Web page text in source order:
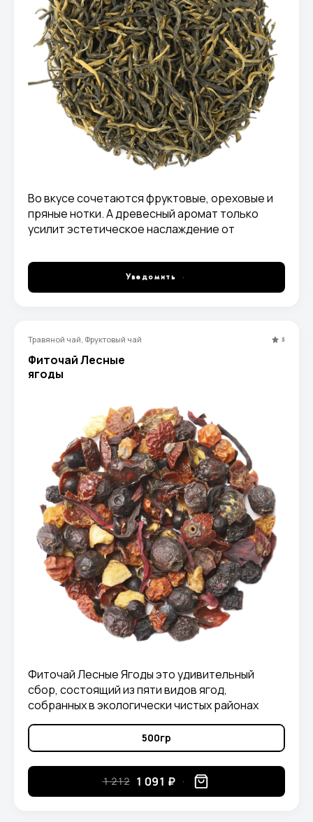
Во вкусе сочетаются фруктовые, ореховые и
пряные нотки. А древесный аромат только
усилит эстетическое наслаждение от
густым, янтарного или красно-коричневого
Уведомить
Травяной чай, Фруктовый чай 5
Фиточай Лесные
ягоды
Фиточай Лесные Ягоды это удивительный
сбор, состоящий из пяти видов ягод,
собранных в экологически чистых районах
Крыма: можжевельник, боярышник, бузина,
красная рябина и шиповник
500гр
1 212 1 091 ₽